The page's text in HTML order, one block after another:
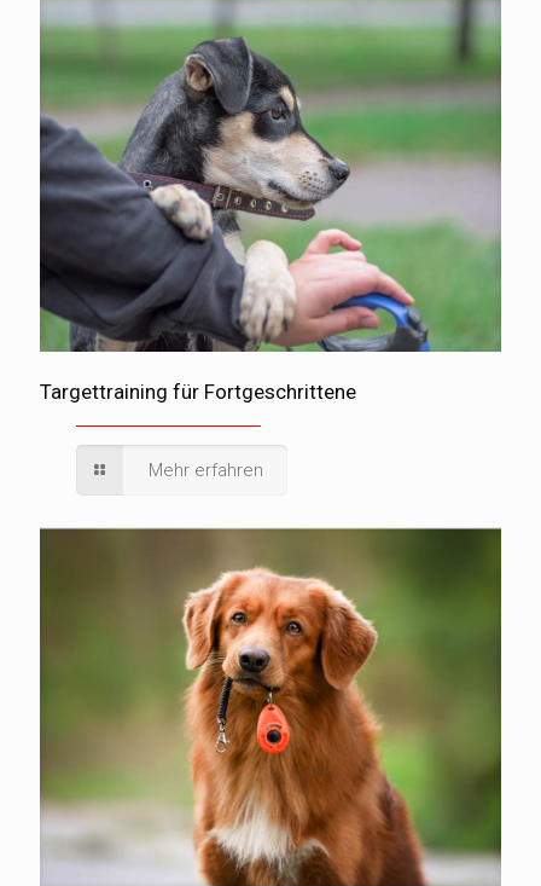
Targettraining für Fortgeschrittene
Mehr erfahren